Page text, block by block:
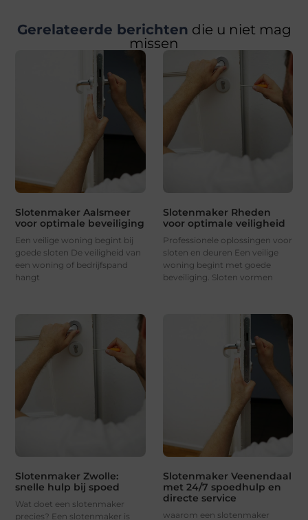
Gerelateerde berichten die u niet mag
missen
Slotenmaker Aalsmeer
voor optimale beveiliging
Een veilige woning begint bij
goede sloten De veiligheid van
een woning of bedrijfspand
hangt
Slotenmaker Rheden
voor optimale veiligheid
Professionele oplossingen voor
sloten en deuren Een veilige
woning begint met goede
beveiliging. Sloten vormen
Slotenmaker Zwolle:
snelle hulp bij spoed
Wat doet een slotenmaker
precies? Een slotenmaker is
Slotenmaker Veenendaal
met 24/7 spoedhulp en
directe service
waarom een slotenmaker